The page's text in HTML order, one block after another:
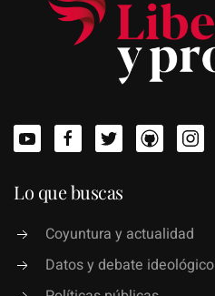
Lo que buscas
Coyuntura y actualidad
Datos y debate ideológico